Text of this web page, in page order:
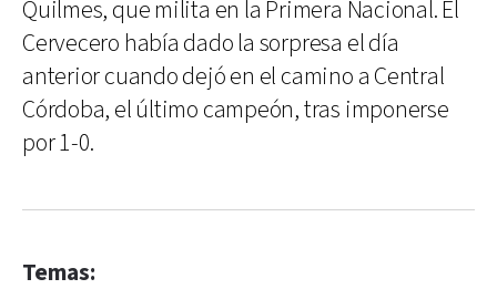
Quilmes, que milita en la Primera Nacional. El
Cervecero había dado la sorpresa el día
anterior cuando dejó en el camino a Central
Córdoba, el último campeón, tras imponerse
por 1-0.
Temas: